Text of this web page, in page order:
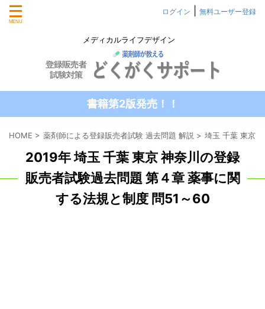
メディカルライフデザイン
ログイン 無料ユーザー登録
書籍第2版発売！！
HOME > 薬剤師による登録販売者試験 過去問題 解説 > 埼玉 千葉 東京
2019年 埼玉 千葉 東京 神奈川の登録
販売者試験過去問題 第４章 薬事に関
する法規と制度 問51～60